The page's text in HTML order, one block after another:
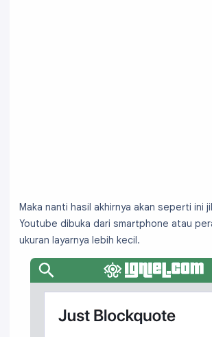
Maka nanti hasil akhirnya akan seperti ini
Youtube dibuka dari smartphone atau
ukuran layarnya lebih kecil.